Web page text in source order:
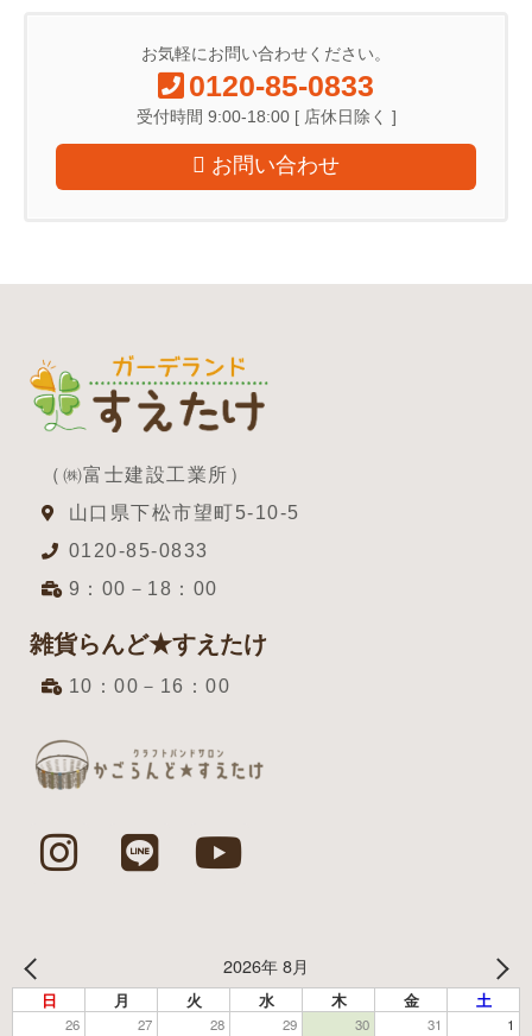
お気軽にお問い合わせください。
0120-85-0833
受付時間 9:00-18:00 [ 店休日除く ]
お問い合わせ
（㈱富士建設工業所）
山口県下松市望町5-10-5
0120-85-0833
9：00－18：00
雑貨らんど★すえたけ
10：00－16：00
2026年 8月
日 月 火 水 木 金 土
26 27 28 29 30 31 1